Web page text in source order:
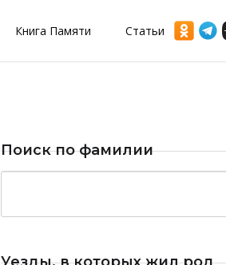
Книга Памяти Статьи
Поиск по фамилии